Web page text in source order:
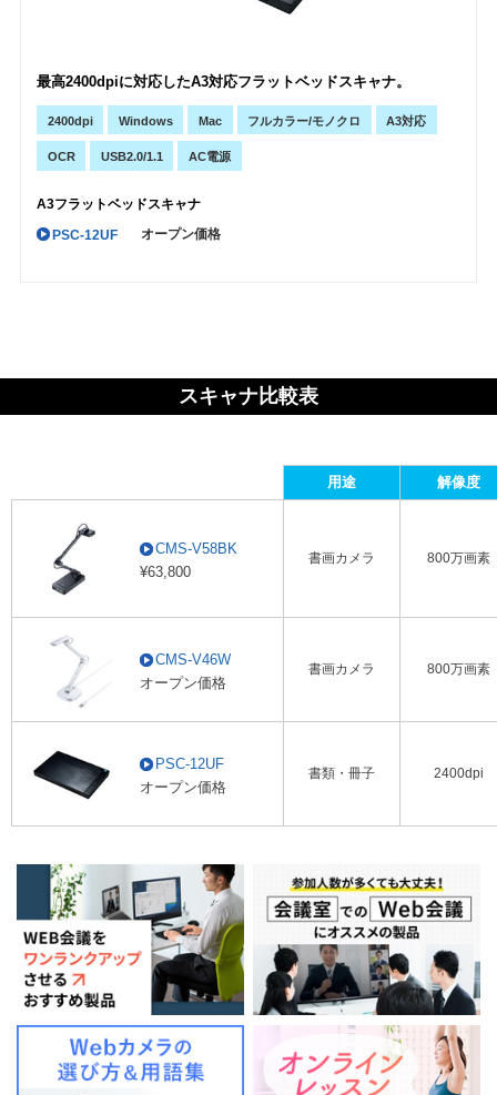
最高2400dpiに対応したA3対応フラットベッドスキャナ。
2400dpi Windows Mac フルカラー/モノクロ A3対応
OCR USB2.0/1.1 AC電源
A3フラットベッドスキャナ
PSC-12UF オープン価格
スキャナ比較表
用途 解像度
CMS-V58BK
¥63,800
書画カメラ 800万画素
CMS-V46W
オープン価格
書画カメラ 800万画素
PSC-12UF
オープン価格
書類・冊子 2400dpi